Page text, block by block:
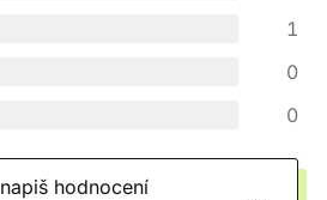
1
0
0
napiš hodnocení